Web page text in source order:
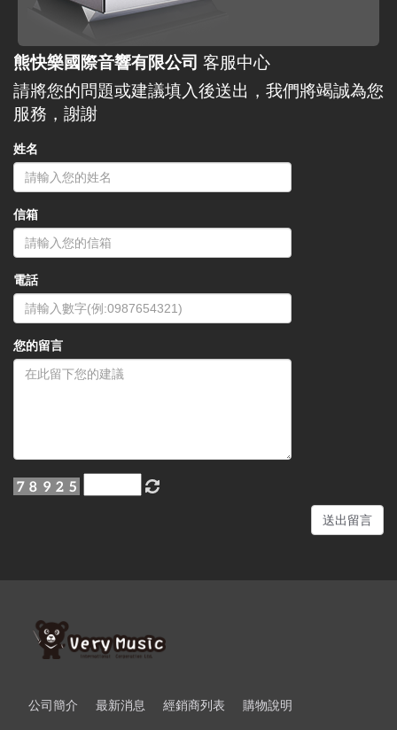
熊快樂國際音響有限公司 客服中心
請將您的問題或建議填入後送出，我們將竭誠為您
服務，謝謝
姓名
信箱
電話
您的留言
送出留言
公司簡介 最新消息 經銷商列表 購物說明